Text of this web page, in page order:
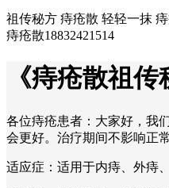
祖传秘方 痔疮散 轻轻一抹
痔疮散18832421514
《痔疮散祖
各位痔疮患者：大家好，我
会更好。治疗期间不影响正
适应症：适用于内痔、外痔